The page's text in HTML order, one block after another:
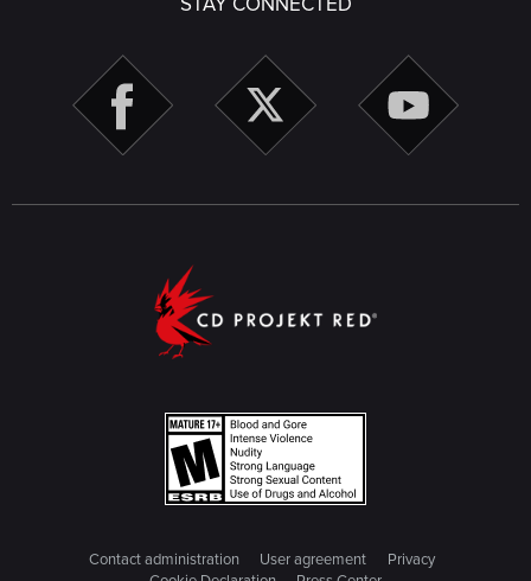
Contact administration User agreement
Privacy